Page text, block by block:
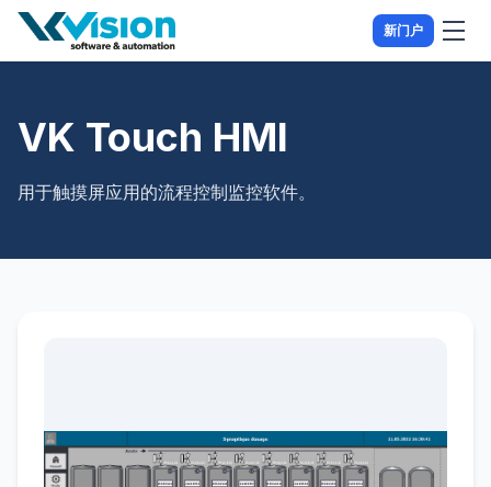
新门户
VK Touch HMI
用于触摸屏应用的流程控制监控软件。